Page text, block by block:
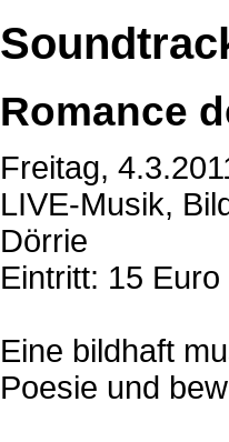
Romance
Freitag,
LIVE-Musik,
Dörrie
Eintritt: 15
Eine bildhaft
Poesie und